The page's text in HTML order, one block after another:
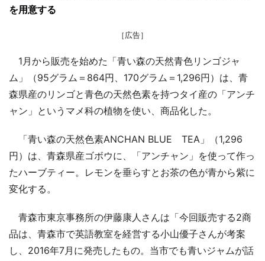
を用意する
［広告］
1月から販売を始めた「青い森の天然青色リンゴジャ
ム」（95グラム＝864円、170グラム＝1,296円）は、青
森県産のリンゴと青色の天然色素を持つタイ産の「アンチ
ャン」というマメ科の植物を使い、商品化した。
「青い森の天然色素ANCHAN BLUE TEA」（1,296
円）は、青森県産ゴボウに、「アンチャン」を使って作っ
たハーブティー。レモンを垂らすとお茶の色が青から紫に
変化する。
青森市東京事務所の伊藤康人さんは「今回販売する2商
品は、青森市で英語教室を経営する小山優子さんが考案
し、2016年7月に発売したもの。当市でも青いジャムが話